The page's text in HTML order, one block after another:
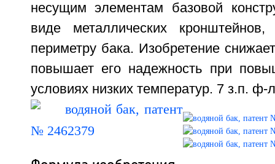
несущим элементам базовой
виде металлических
периметру бака. Изобретение
повышает его надежность при
условиях низких температур. 7 з.п. ф-